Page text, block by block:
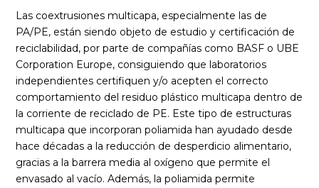
Las coextrusiones multicapa, especialmente las de
PA/PE, están siendo objeto de estudio y certificación de
reciclabilidad, por parte de compañías como BASF o UBE
Corporation Europe, consiguiendo que laboratorios
independientes certifiquen y/o acepten el correcto
comportamiento del residuo plástico multicapa dentro de
la corriente de reciclado de PE. Este tipo de estructuras
multicapa que incorporan poliamida han ayudado desde
hace décadas a la reducción de desperdicio alimentario,
gracias a la barrera media al oxígeno que permite el
envasado al vacío. Además, la poliamida permite